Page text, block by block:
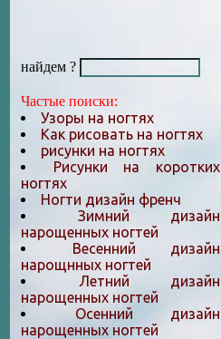
найдем ?
Частые поиски:
Узоры на ногтях
Как рисовать на ногтях
рисунки на ногтях
Рисунки на коротких
ногтях
Ногти дизайн френч
Зимний дизайн
нарощенных ногтей
Весенний дизайн
нарощнных ногтей
Летний дизайн
нарощенных ногтей
Осенний дизайн
нарощенных ногтей